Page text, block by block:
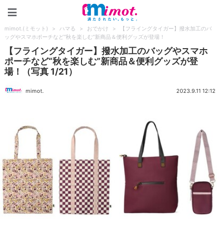
mimot.(ミモット) > ハマる > おでかけ >
【フライングタイガー】撥水加工のバ
ッグやスマホポーチなど“秋を楽しむ”新商品＆便利グッズが登場！
【フライングタイガー】撥水加工のバッグやスマホ
ポーチなど“秋を楽しむ”新商品＆便利グッズが登
場！（写真 1/21）
mimot. 2023.9.11 12:12